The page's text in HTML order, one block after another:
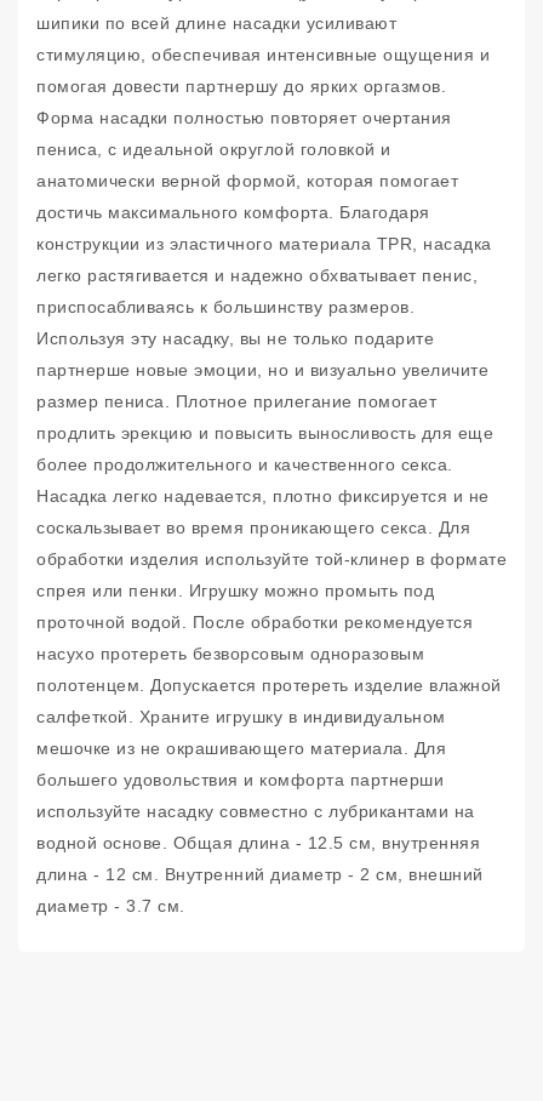
шипики по всей длине насадки усиливают
стимуляцию, обеспечивая интенсивные ощущения и
помогая довести партнершу до ярких оргазмов.
Форма насадки полностью повторяет очертания
пениса, с идеальной округлой головкой и
анатомически верной формой, которая помогает
достичь максимального комфорта. Благодаря
конструкции из эластичного материала TPR, насадка
легко растягивается и надежно обхватывает пенис,
приспосабливаясь к большинству размеров.
Используя эту насадку, вы не только подарите
партнерше новые эмоции, но и визуально увеличите
размер пениса. Плотное прилегание помогает
продлить эрекцию и повысить выносливость для еще
более продолжительного и качественного секса.
Насадка легко надевается, плотно фиксируется и не
соскальзывает во время проникающего секса. Для
обработки изделия используйте той-клинер в формате
спрея или пенки. Игрушку можно промыть под
проточной водой. После обработки рекомендуется
насухо протереть безворсовым одноразовым
полотенцем. Допускается протереть изделие влажной
салфеткой. Храните игрушку в индивидуальном
мешочке из не окрашивающего материала. Для
большего удовольствия и комфорта партнерши
используйте насадку совместно с лубрикантами на
водной основе. Общая длина - 12.5 см, внутренняя
длина - 12 см. Внутренний диаметр - 2 см, внешний
диаметр - 3.7 см.